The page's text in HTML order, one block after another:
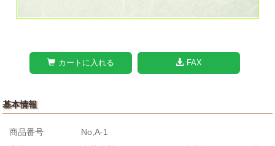
カートに入れる FAX
基本情報
商品番号
No,A-1